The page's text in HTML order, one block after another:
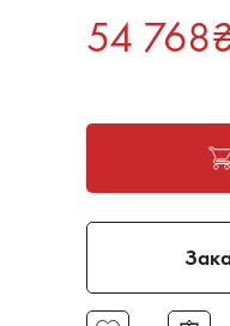
54 768